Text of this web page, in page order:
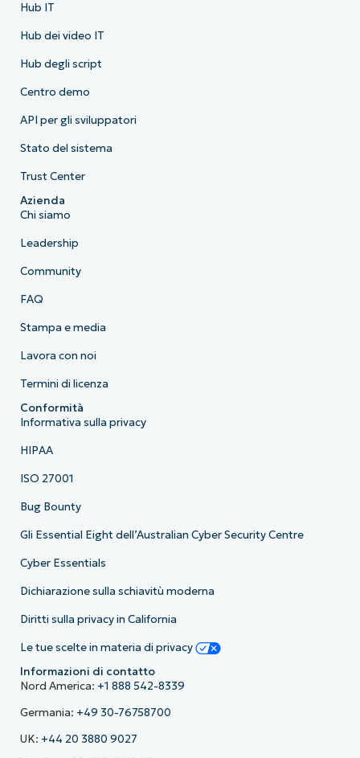
Hub IT
Hub dei video IT
Hub degli script
Centro demo
API per gli sviluppatori
Stato del sistema
Trust Center
Azienda
Chi siamo
Leadership
Community
FAQ
Stampa e media
Lavora con noi
Termini di licenza
Conformità
Informativa sulla privacy
HIPAA
ISO 27001
Bug Bounty
Gli Essential Eight dell’Australian Cyber Security Centre
Cyber Essentials
Dichiarazione sulla schiavitù moderna
Diritti sulla privacy in California
Le tue scelte in materia di privacy
Informazioni di contatto
Nord America: +1 888 542-8339
Germania: +49 30-76758700
UK: +44 20 3880 9027